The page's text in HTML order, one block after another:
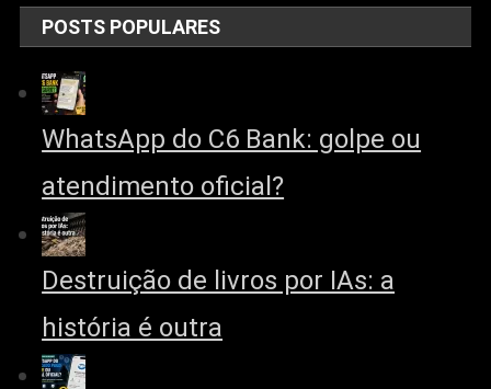
POSTS POPULARES
WhatsApp do C6 Bank: golpe ou
atendimento oficial?
Destruição de livros por IAs: a
história é outra